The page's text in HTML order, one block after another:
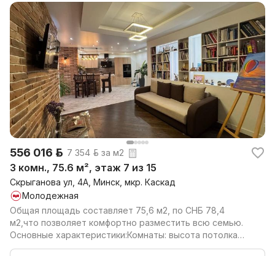
556 016 р. 7 354 р. за м2
3 комн., 75.6 м², этаж 7 из 15
Скрыганова ул, 4А, Минск, мкр. Каскад
Молодежная
Общая площадь составляет 75,6 м2, по СНБ 78,4
м2,что позволяет комфортно разместить всю семью.
Основные характеристики:Комнаты: высота потолка
2,72 м,...